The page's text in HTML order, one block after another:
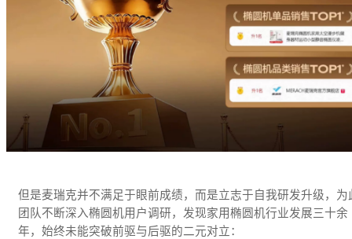
但是麦瑞克并不满足于眼前成绩，而是立志于自我研发升级，为
团队不断深入椭圆机用户调研，发现家用椭圆机行业发展三十余
年，始终未能突破前驱与后驱的二元对立：